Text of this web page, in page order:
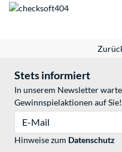
Stets informiert
In unserem Newsletter
Gewinnspielaktionen auf Sie!
Hinweise zum Datenschutz